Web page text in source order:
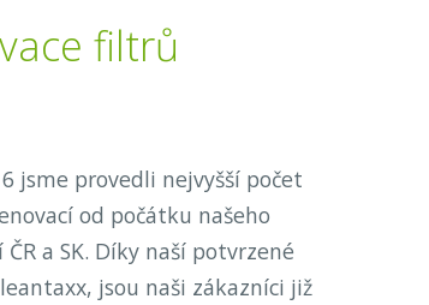
filtrů
jsme provedli nejvyšší počet
od počátku našeho
a SK. Díky naší potvrzené
jsou naši zákazníci již